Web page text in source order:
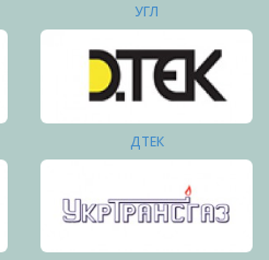
УГЛ
ДТЕК